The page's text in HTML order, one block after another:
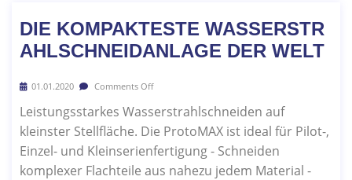
DIE KOMPAKTESTE WASSERSTR
AHLSCHNEIDANLAGE DER WELT
01.01.2020 Comments Off
Leistungsstarkes Wasserstrahlschneiden auf
kleinster Stellfläche. Die ProtoMAX ist ideal für Pilot-,
Einzel- und Kleinserienfertigung - Schneiden
komplexer Flachteile aus nahezu jedem Material -